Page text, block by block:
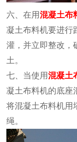
六、在用混凝土布
凝土布料机要进行
灌，并立即整改，
土。
七、当使用混凝土
凝土布料机的底座
将混凝土布料机用
绳。